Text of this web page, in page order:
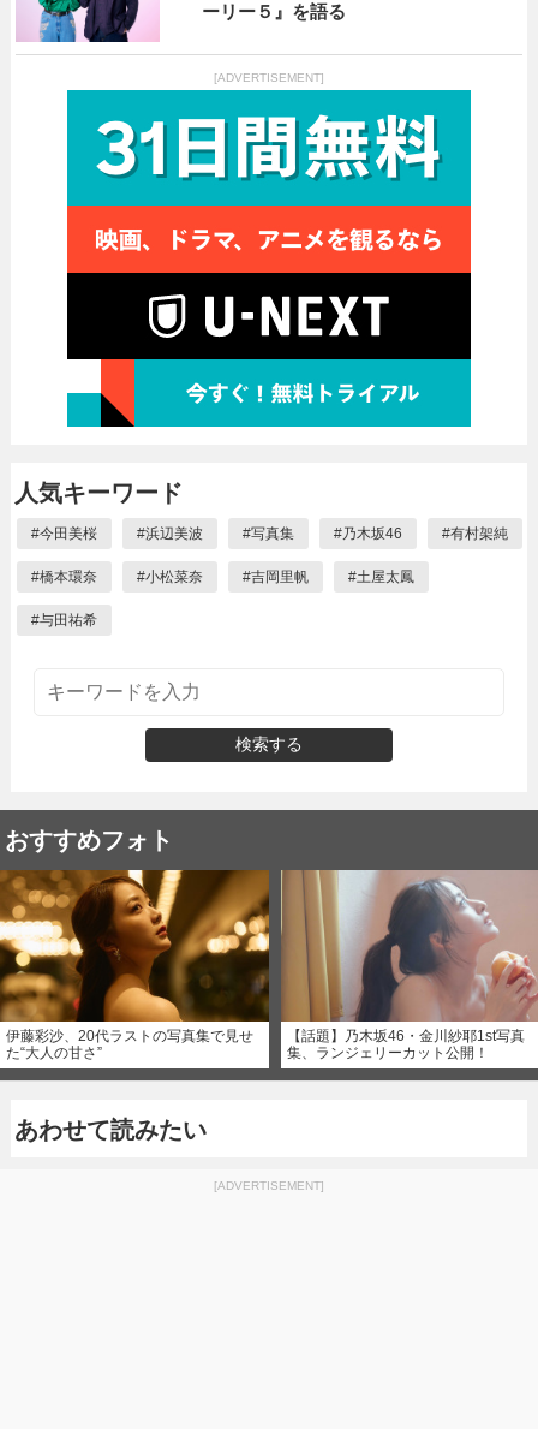
ーリー５』を語る
[ADVERTISEMENT]
人気キーワード
#今田美桜 #浜辺美波 #写真集 #乃木坂46 #有村架純
#橋本環奈 #小松菜奈 #吉岡里帆 #土屋太鳳
#与田祐希
検索する
おすすめフォト
伊藤彩沙、20代ラストの写真集で見せ
た“大人の甘さ”
【話題】乃木坂46・金川紗耶1st写真
集、ランジェリーカット公開！
あわせて読みたい
[ADVERTISEMENT]